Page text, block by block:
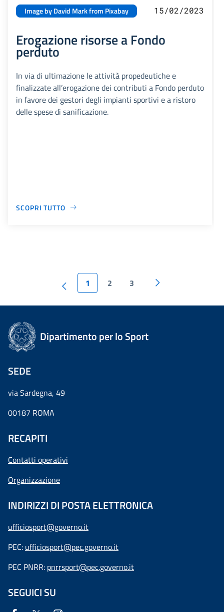
Image by David Mark from Pixabay 15/02/2023
Erogazione risorse a Fondo
perduto
In via di ultimazione le attività propedeutiche e
finalizzate all’erogazione dei contributi a Fondo perduto
in favore dei gestori degli impianti sportivi e a ristoro
delle spese di sanificazione.
SCOPRI TUTTO
1 2 3
Dipartimento per lo Sport
SEDE
via Sardegna, 49
00187 ROMA
RECAPITI
Contatti operativi
Organizzazione
INDIRIZZI DI POSTA ELETTRONICA
ufficiosport@governo.it
PEC: ufficiosport@pec.governo.it
PEC PNRR: pnrrsport@pec.governo.it
SEGUICI SU